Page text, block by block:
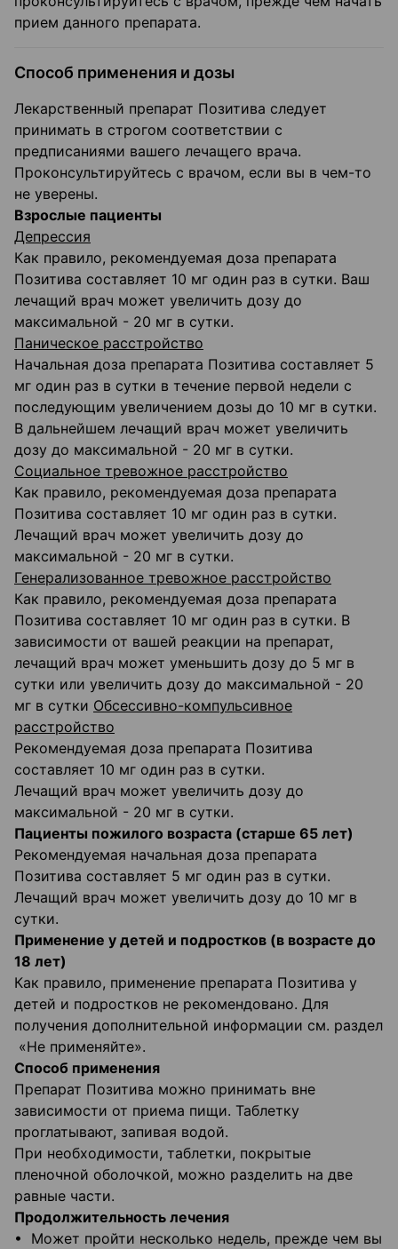
прием данного препарата.
Способ применения и дозы
Лекарственный препарат Позитива следует
принимать в строгом соответствии с
предписаниями вашего лечащего врача.
Проконсультируйтесь с врачом, если вы в чем-то
не уверены.
Взрослые пациенты
Депрессия
Как правило, рекомендуемая доза препарата
Позитива составляет 10 мг один раз в сутки. Ваш
лечащий врач может увеличить дозу до
максимальной - 20 мг в сутки.
Паническое расстройство
Начальная доза препарата Позитива составляет 5
мг один раз в сутки в течение первой недели с
последующим увеличением дозы до 10 мг в сутки.
В дальнейшем лечащий врач может увеличить
дозу до максимальной - 20 мг в сутки.
Социальное тревожное расстройство
Как правило, рекомендуемая доза препарата
Позитива составляет 10 мг один раз в сутки.
Лечащий врач может увеличить дозу до
максимальной - 20 мг в сутки.
Генерализованное тревожное расстройство
Как правило, рекомендуемая доза препарата
Позитива составляет 10 мг один раз в сутки. В
зависимости от вашей реакции на препарат,
лечащий врач может уменьшить дозу до 5 мг в
сутки или увеличить дозу до максимальной - 20
мг в сутки Обсессивно-компульсивное
расстройство
Рекомендуемая доза препарата Позитива
составляет 10 мг один раз в сутки.
Лечащий врач может увеличить дозу до
максимальной - 20 мг в сутки.
Пациенты пожилого возраста (старше 65 лет)
Рекомендуемая начальная доза препарата
Позитива составляет 5 мг один раз в сутки.
Лечащий врач может увеличить дозу до 10 мг в
сутки.
Применение у детей и подростков (в возрасте до
18 лет)
Как правило, применение препарата Позитива у
детей и подростков не рекомендовано. Для
получения дополнительной информации см. раздел
«Не применяйте».
Способ применения
Препарат Позитива можно принимать вне
зависимости от приема пищи. Таблетку
проглатывают, запивая водой.
При необходимости, таблетки, покрытые
пленочной оболочкой, можно разделить на две
равные части.
Продолжительность лечения
• Может пройти несколько недель, прежде чем вы